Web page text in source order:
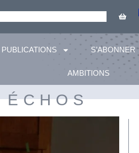
PUBLICATIONS S’ABONNER
AMBITIONS
ÉCHOS